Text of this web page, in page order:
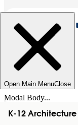
Seleccionar
Open Main MenuClose
Modal Body...
K-12